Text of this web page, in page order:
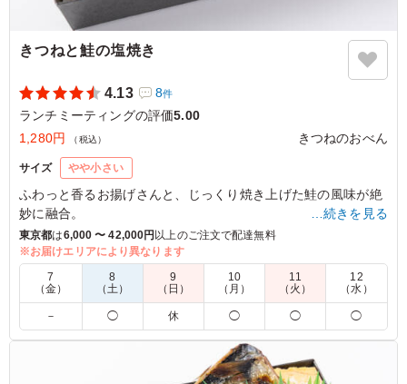
きつねと鮭の塩焼き
4.13 8件
ランチミーティングの評価5.00
1,280円
（税込） きつねのおべん
サイズ やや小さい
ふわっと香るお揚げさんと、じっくり焼き上げた鮭の風味が絶
妙に融合。
彩り豊かな煮つけや卵焼きも添えられ、会議やセミナーでの昼
食に最適です。
5.0
大判のお揚げと、絶妙な塩気の鮭が互いを引き立て合う一
品。お揚げの優しい甘みと鮭の旨味がご飯にぴったりで、
箸が止まらない美味しさです。和の定番が詰まった、安心
感と満足感たっぷりの贅沢なお弁当でした。
…続きを見る
東京都は6,000 〜 42,000円以上のご注文で配達無料
※お届けエリアにより異なります
7
（金）
8
（土）
9
（日）
10
（月）
11
（火）
12
（水）
－ ◯ 休 ◯ ◯ ◯